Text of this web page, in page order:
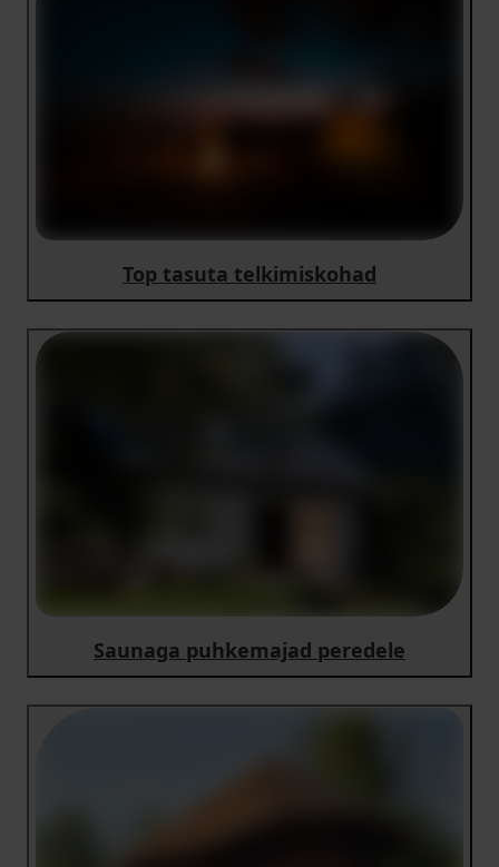
Top tasuta telkimiskohad
Saunaga puhkemajad peredele